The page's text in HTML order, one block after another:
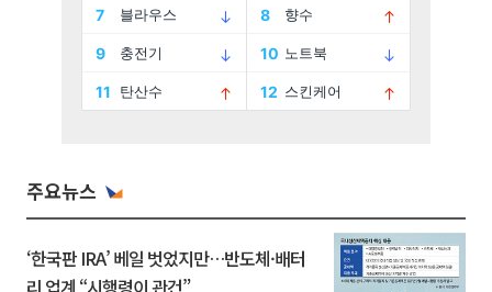
주요뉴스
‘한국판 IRA’ 베일 벗었지만…반도체·배터
리 업계 “시행령이 관건”